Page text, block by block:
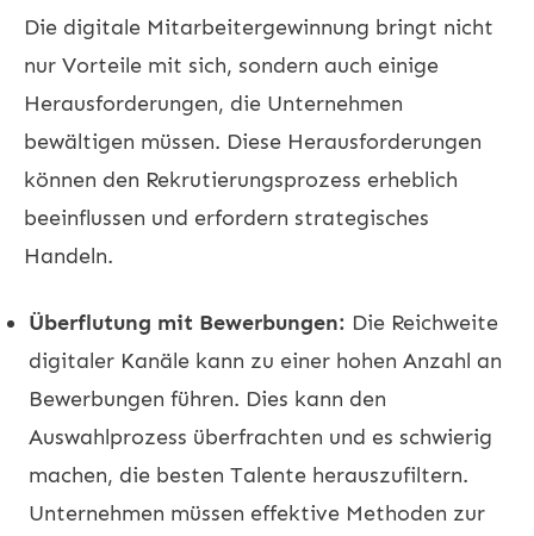
Die digitale Mitarbeitergewinnung bringt nicht
nur Vorteile mit sich, sondern auch einige
Herausforderungen, die Unternehmen
bewältigen müssen. Diese Herausforderungen
können den Rekrutierungsprozess erheblich
beeinflussen und erfordern strategisches
Handeln.
Überflutung mit Bewerbungen: Die Reichweite
digitaler Kanäle kann zu einer hohen Anzahl an
Bewerbungen führen. Dies kann den
Auswahlprozess überfrachten und es schwierig
machen, die besten Talente herauszufiltern.
Unternehmen müssen effektive Methoden zur